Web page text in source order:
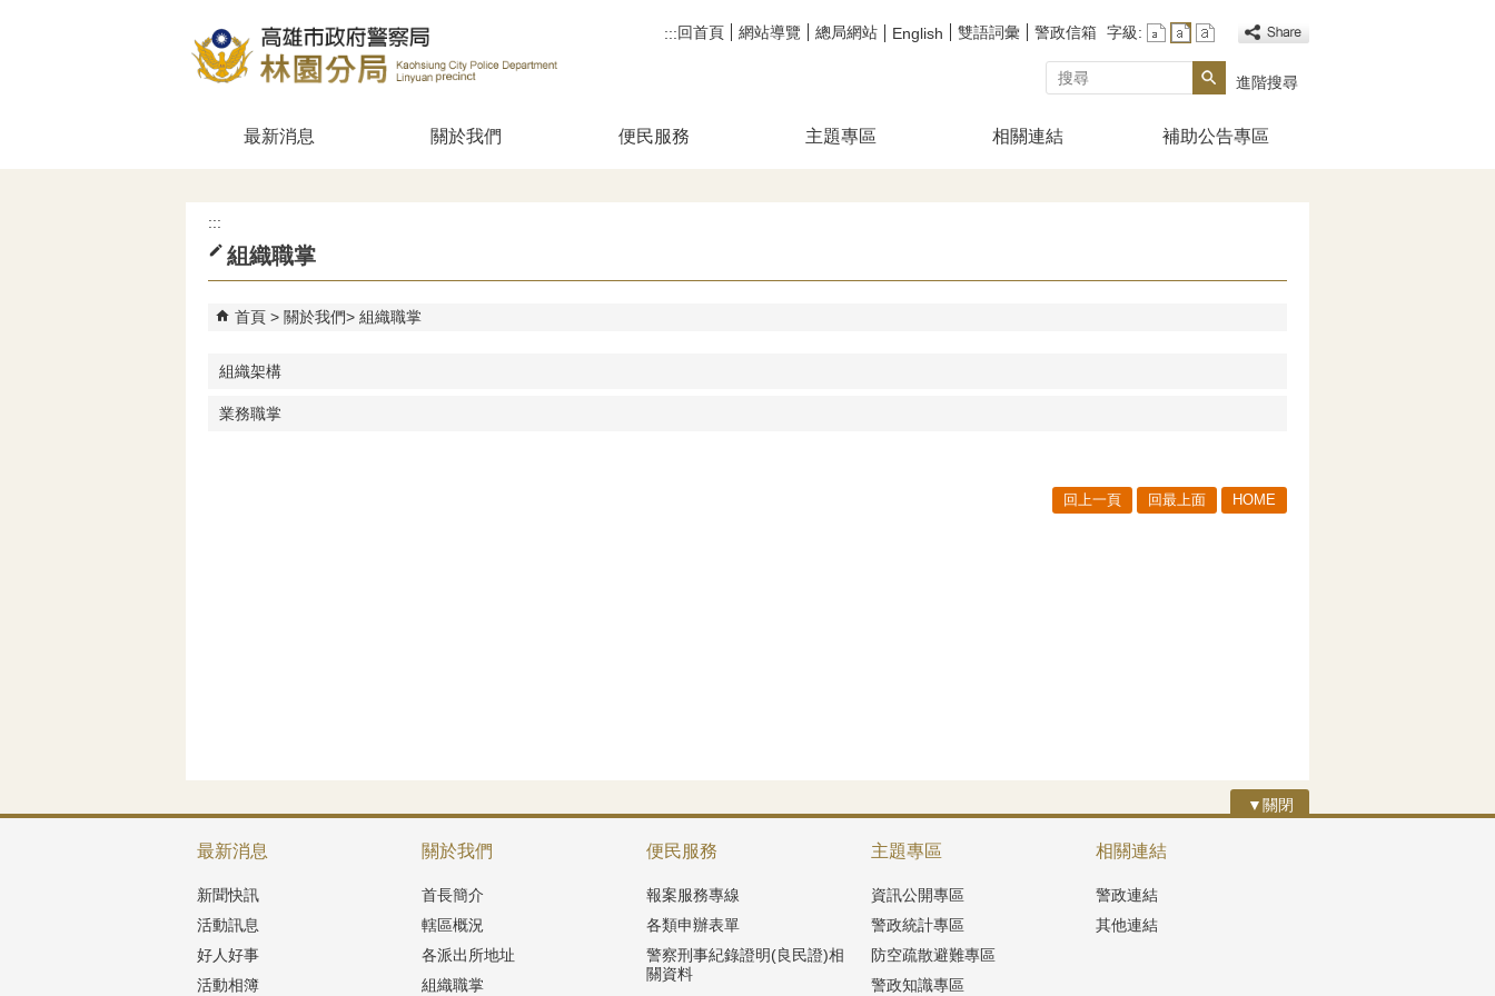
:::回首頁 網站導覽 總局網站 English 雙語詞彙 警政信箱 字級:
搜尋
進階搜尋
最新消息 關於我們 便民服務 主題專區 相關連結 補助公告專區
:::
組織職掌
首頁 關於我們 組織職掌
組織架構
業務職掌
回上一頁 回最上面 HOME
▼關閉
最新消息
新聞快訊
活動訊息
好人好事
活動相簿
關於我們
首長簡介
轄區概況
各派出所地址
組織職掌
便民服務
報案服務專線
各類申辦表單
警察刑事紀錄證明(良民證)相
關資料
主題專區
資訊公開專區
警政統計專區
防空疏散避難專區
警政知識專區
相關連結
警政連結
其他連結